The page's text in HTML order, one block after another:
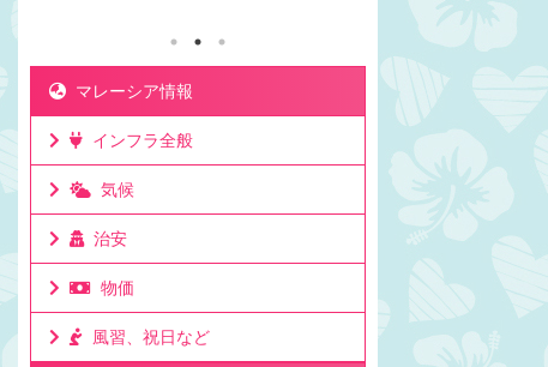
る人もたくさんいる理由。ビジネスでリアル
タイムに連絡が取れるのは利点。ミーティン
似た時間なのでわかりやすいママチキも仕事
で日本と毎日やり取りするけど問題なし。時
差としてはたった一時間 ...
数、プラグの違いに
レーシアのコンセン
違います。プラグの
本のプラグの形状
状 このスイッチ、と
ク！電圧が高いので
油断はダメです。変
応電圧を確認して
があれば使える対応
マレーシア情報
インフラ全般
気候
治安
物価
風習、祝日など